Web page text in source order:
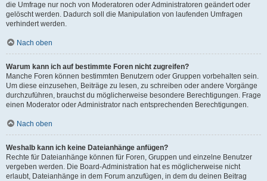
die Umfrage nur noch von Moderatoren oder Administratoren geändert oder
gelöscht werden. Dadurch soll die Manipulation von laufenden Umfragen
verhindert werden.
Nach oben
Warum kann ich auf bestimmte Foren nicht zugreifen?
Manche Foren können bestimmten Benutzern oder Gruppen vorbehalten sein.
Um diese einzusehen, Beiträge zu lesen, zu schreiben oder andere Vorgänge
durchzuführen, brauchst du möglicherweise besondere Berechtigungen. Frage
einen Moderator oder Administrator nach entsprechenden Berechtigungen.
Nach oben
Weshalb kann ich keine Dateianhänge anfügen?
Rechte für Dateianhänge können für Foren, Gruppen und einzelne Benutzer
vergeben werden. Die Board-Administration hat es möglicherweise nicht
erlaubt, Dateianhänge in dem Forum anzufügen, in dem du deinen Beitrag